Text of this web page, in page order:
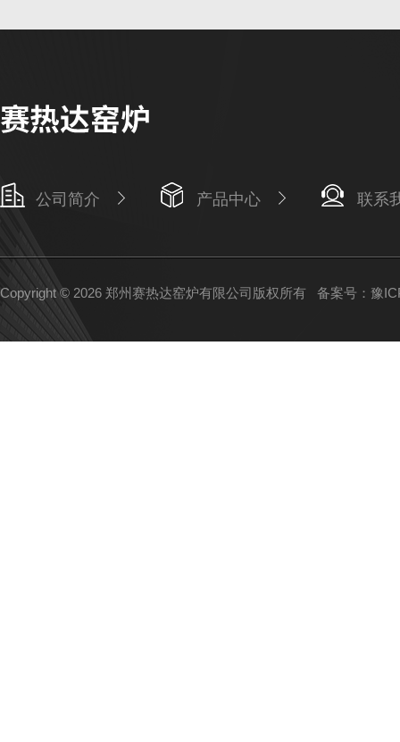
公司简介 产品中心 联系
Copyright © 2026 郑州赛热达窑炉有限公司版权所有 备案号：豫